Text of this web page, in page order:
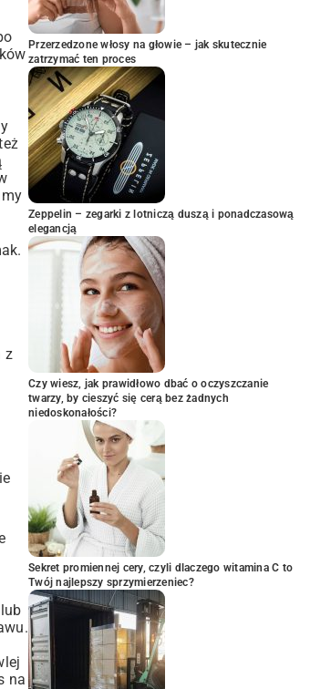
z
na
Przerzedzone włosy na głowie – jak skutecznie
zatrzymać ten proces
Zeppelin – zegarki z lotniczą duszą i ponadczasową
elegancją
Czy wiesz, jak prawidłowo dbać o oczyszczanie
twarzy, by cieszyć się cerą bez żadnych
niedoskonałości?
Sekret promiennej cery, czyli dlaczego witamina C to
Twój najlepszy sprzymierzeniec?